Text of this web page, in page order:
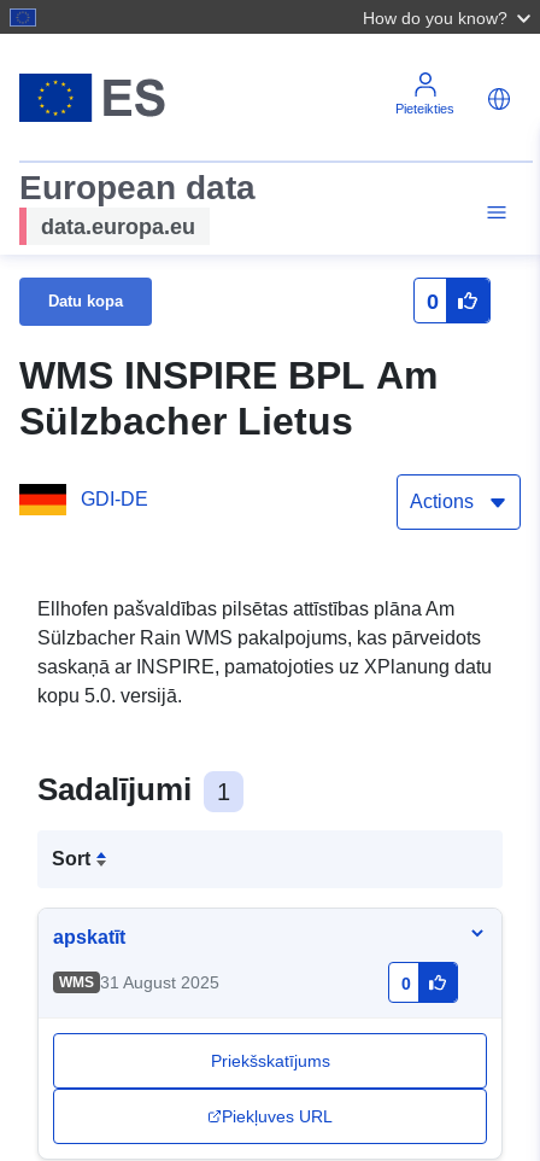
How do you know?
Pieteikties
European data
data.europa.eu
Datu kopa 0
WMS INSPIRE BPL Am
Sülzbacher Lietus
GDI-DE Actions
Ellhofen pašvaldības pilsētas attīstības plāna Am
Sülzbacher Rain WMS pakalpojums, kas pārveidots
saskaņā ar INSPIRE, pamatojoties uz XPlanung datu
kopu 5.0. versijā.
Sadalījumi 1
Sort
apskatīt
WMS 31 August 2025 0
Priekšskatījums
Piekļuves URL